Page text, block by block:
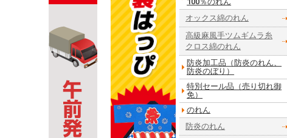
オックス綿のれん
高級麻風手ツムギムラ糸
クロス綿のれん
防炎加工品（防炎のれん、
防炎のぼり）
特別セール品（売り切れ御
免）
のれん
防炎のれん